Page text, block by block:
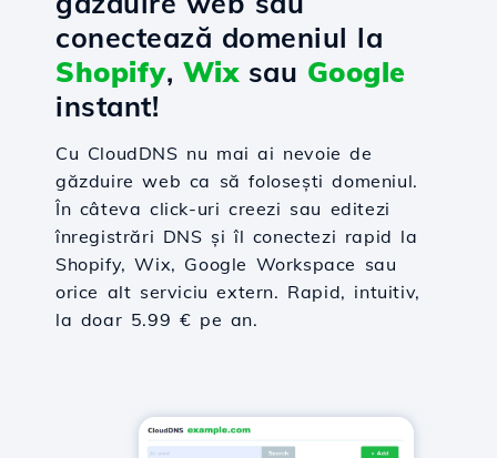
conectează domeniul la
Shopify, Wixsau Google
instant!
Cu CloudDNS nu mai ai nevoie de
găzduire web ca să folosești domeniul.
În câteva click-uri creezi sau editezi
înregistrări DNS și îl conectezi rapid la
Shopify, Wix, Google Workspace sau
orice alt serviciu extern. Rapid, intuitiv,
la doar 5.99 € pe an.